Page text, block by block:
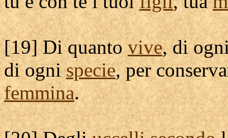
[19] Di quantovive, di
di ognispecie, per
femmina.